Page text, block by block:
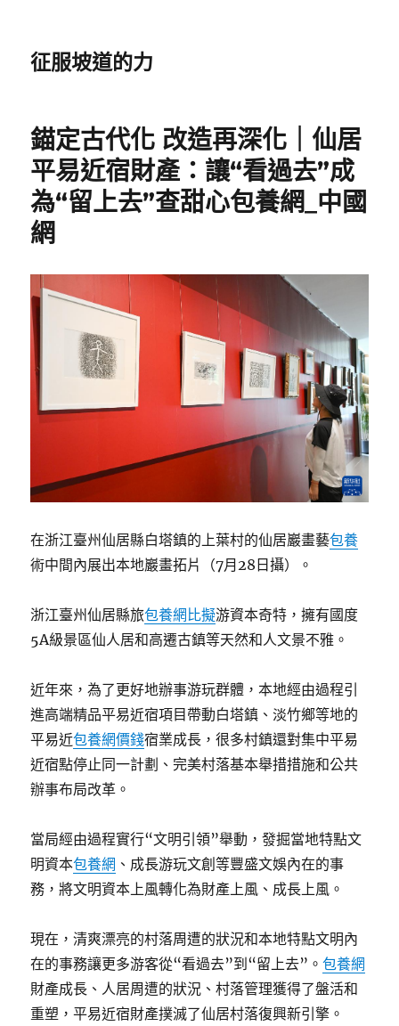
征服坡道的力
錨定古代化 改造再深化｜仙居
平易近宿財產：讓“看過去”成
為“留上去”查甜心包養網_中國
網
在浙江臺州仙居縣白塔鎮的上葉村的仙居巖畫藝包養
術中間內展出本地巖畫拓片（7月28日攝）。
浙江臺州仙居縣旅包養網比擬游資本奇特，擁有國度
5A級景區仙人居和高遷古鎮等天然和人文景不雅。
近年來，為了更好地辦事游玩群體，本地經由過程引
進高端精品平易近宿項目帶動白塔鎮、淡竹鄉等地的
平易近包養網價錢宿業成長，很多村鎮還對集中平易
近宿點停止同一計劃、完美村落基本舉措措施和公共
辦事布局改革。
當局經由過程實行“文明引領”舉動，發掘當地特點文
明資本包養網 、成長游玩文創等豐盛文娛內在的事
務，將文明資本上風轉化為財產上風、成長上風。
現在，清爽漂亮的村落周遭的狀況和本地特點文明內
在的事務讓更多游客從“看過去”到“留上去”。包養網
財產成長、人居周遭的狀況、村落管理獲得了盤活和
重塑，平易近宿財產撲滅了仙居村落復興新引擎。